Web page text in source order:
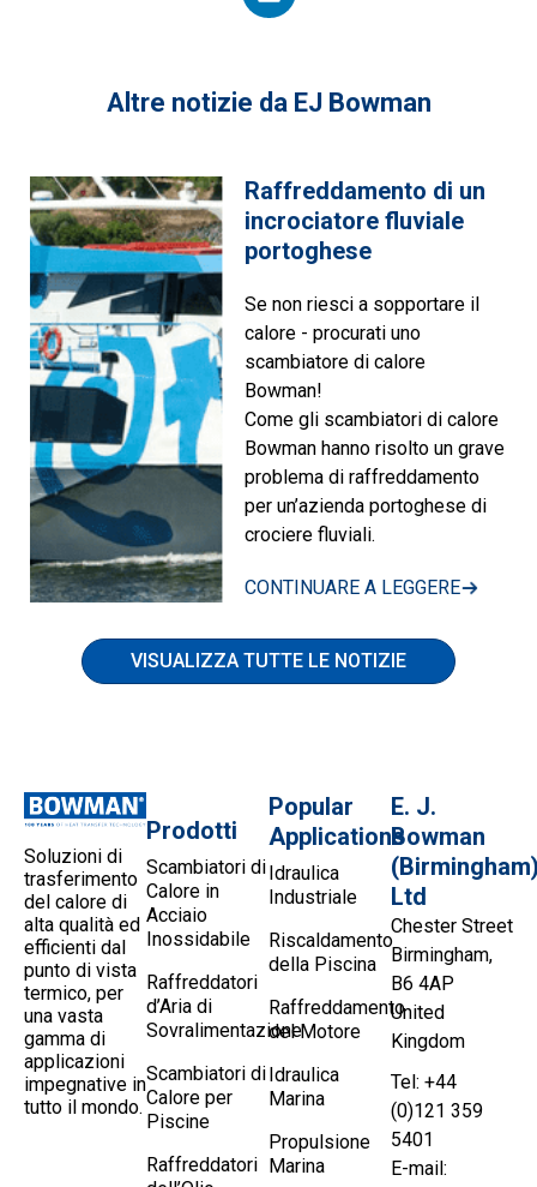
Altre notizie da EJ Bowman
Raffreddamento di un
incrociatore fluviale
portoghese
Se non riesci a sopportare il
calore - procurati uno
scambiatore di calore
Bowman!
Come gli scambiatori di calore
Bowman hanno risolto un grave
problema di raffreddamento
per un’azienda portoghese di
crociere fluviali.
CONTINUARE A LEGGERE
VISUALIZZA TUTTE LE NOTIZIE
Soluzioni di
trasferimento
del calore di
alta qualità ed
efficienti dal
punto di vista
termico, per
una vasta
gamma di
applicazioni
impegnative in
tutto il mondo.
Prodotti
Scambiatori di
Calore in
Acciaio
Inossidabile
Raffreddatori
d’Aria di
Sovralimentazione
Scambiatori di
Calore per
Piscine
Raffreddatori
Popular
Applications
Idraulica
Industriale
Riscaldamento
della Piscina
Raffreddamento
del Motore
Idraulica
Marina
Propulsione
Marina
E. J.
Bowman
Ltd
Chester Street
Birmingham,
B6 4AP
United
Kingdom
Tel: +44
(0)121 359
5401
E-mail: